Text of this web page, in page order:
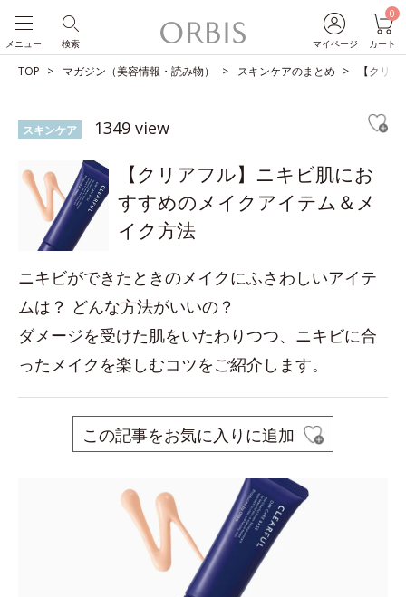
マイページ
0
カート
検索
メニュー
TOP マガジン（美容情報・読み物） スキンケアのまとめ 【クリ
スキンケア 1349 view
【クリアフル】ニキビ肌にお
すすめのメイクアイテム＆メ
イク方法
ニキビができたときのメイクにふさわしいアイテ
ムは？ どんな方法がいいの？
ダメージを受けた肌をいたわりつつ、ニキビに合
ったメイクを楽しむコツをご紹介します。
この記事をお気に入りに追加